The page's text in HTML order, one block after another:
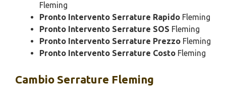
Fleming
Pronto Intervento Serrature Rapido Fleming
Pronto Intervento Serrature SOS Fleming
Pronto Intervento Serrature Prezzo Fleming
Pronto Intervento Serrature Costo Fleming
Cambio Serrature Fleming